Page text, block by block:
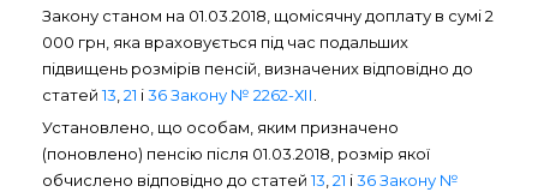
Закону станом на 01.03.2018, щомісячну доплату в сумі 2
000 грн, яка враховується під час подальших
підвищень розмірів пенсій, визначених відповідно до
статей13 21 і36 Закону № 2262-ХІІ
Установлено, що особам, яким призначено
(поновлено) пенсію після 01.03.2018, розмір якої
обчислено відповідно до статей13 21 і36 Закону №